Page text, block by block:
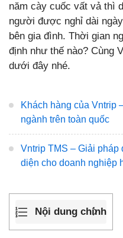
năm cày cuốc vất vả thì
người được nghỉ dài
bên gia đình. Thời gian
định như thế nào? Cùng
dưới đây nhé.
Khách hàng của Vntrip
ngành trên toàn quốc
Vntrip TMS – Giải pháp
diện cho doanh nghiệp
Nội dung chính